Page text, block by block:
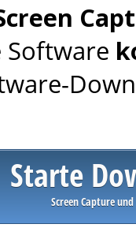
Starte
Screen Capture